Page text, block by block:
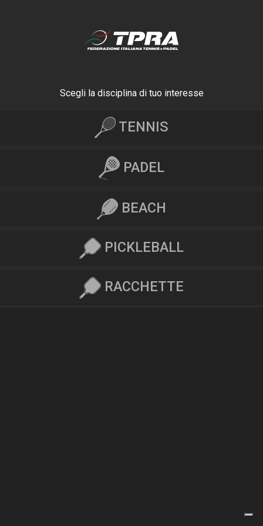
Scegli la disciplina di tuo interesse
TENNIS
PADEL
BEACH
PICKLEBALL
RACCHETTE